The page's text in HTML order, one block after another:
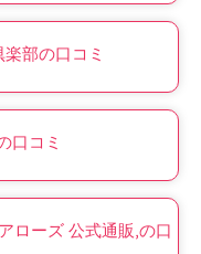
部の口コミ
口コミ
ローズ 公式通販,の口